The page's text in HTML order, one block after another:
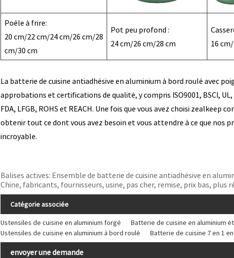
Poêle à frire:
20 cm/22 cm/24 cm/26 cm/28
cm/30 cm
Pot peu profond :
24 cm/26 cm/28 cm
16
La batterie de cuisine antiadhésive en aluminium à bord roulé avec
approbations et certifications de qualité, y compris ISO9001, BSCI,
FDA, LFGB, ROHS et REACH. Une fois que vous avez choisi zealkeep
obtenir tout ce dont vous avez besoin et vous attendre à ce que nos
incroyable.
Balises actives: Ensemble de batterie de cuisine antiadhésive en
Chine, fabricants, fournisseurs, usine, pas cher, remise, prix bas, plus
Catégorie associée
Ustensiles de cuisine en aluminium forgé
Batterie de cuisine en aluminium
Ustensiles de cuisine en aluminium à bord roulé
Batterie de cuisine 7 en 1
envoyer une demande